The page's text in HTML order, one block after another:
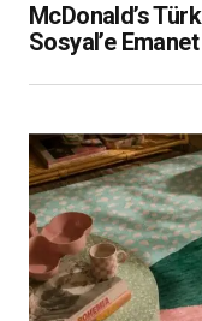
McDonald’s
Sosyal’e Emanet